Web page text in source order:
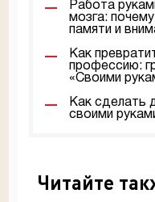
Работа
мозга:
памяти и
Как
профессию:
«Своими
Как сделать
своими
Читайте